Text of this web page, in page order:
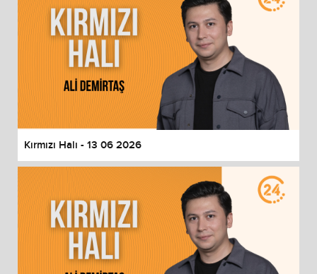
Kırmızı Halı - 13 06 2026